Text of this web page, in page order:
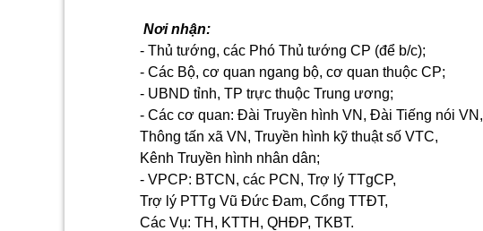
Nơi nhận:
- Thủ tướng, các Phó Thủ tướng CP (để b/c);
- Các Bộ, cơ quan ngang bộ, cơ quan thuộc CP;
- UBND tỉnh, TP trực thuộc Trung ương;
- Các cơ quan: Đài Truyền hình VN,ĐàiTiếng nói VN,
Thông tấn xã VN, Truyền hình kỹ thuật số VTC,
KênhTruyền hình nhân dân;
- VPCP: BTCN, các PCN, Trợ lýTTgCP,
Trợ lý PTTg Vũ Đức Đam, Cổng TTĐT,
Các Vụ: TH, KTTH, QHĐP, TKBT.